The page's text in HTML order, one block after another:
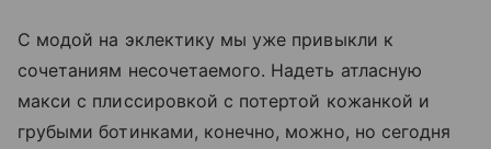
С модой на эклектику мы уже привыкли к
сочетаниям несочетаемого. Надеть атласную
макси с плиссировкой с потертой кожанкой и
грубыми ботинками, конечно, можно, но сегодня